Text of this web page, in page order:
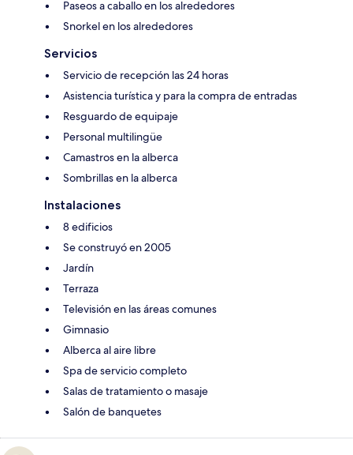
Paseos a caballo en los alrededores
Snorkel en los alrededores
Servicios
Servicio de recepción las 24 horas
Asistencia turística y para la compra de entradas
Resguardo de equipaje
Personal multilingüe
Camastros en la alberca
Sombrillas en la alberca
Instalaciones
8 edificios
Se construyó en 2005
Jardín
Terraza
Televisión en las áreas comunes
Gimnasio
Alberca al aire libre
Spa de servicio completo
Salas de tratamiento o masaje
Salón de banquetes